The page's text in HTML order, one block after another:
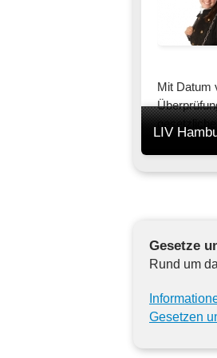
LIV
Mit Datum
Anlagen,
Gesetze
Rund um
Gesetzen